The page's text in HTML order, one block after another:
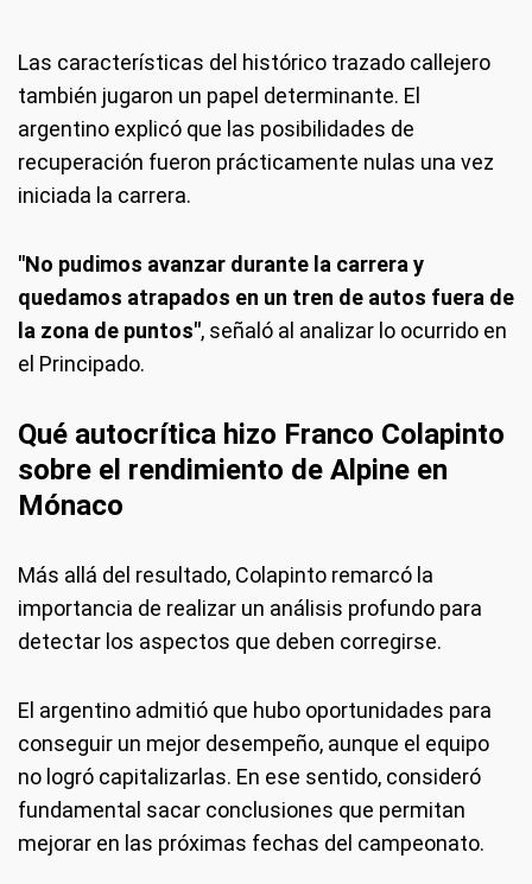
Las características del histórico trazado callejero
también jugaron un papel determinante. El
argentino explicó que las posibilidades de
recuperación fueron prácticamente nulas una vez
iniciada la carrera.
"No pudimos avanzar durante la carrera y
quedamos atrapados en un tren de autos fuera de
la zona de puntos", señaló al analizar lo ocurrido en
el Principado.
Qué autocrítica hizo Franco Colapinto
sobre el rendimiento de Alpine en
Mónaco
Más allá del resultado, Colapinto remarcó la
importancia de realizar un análisis profundo para
detectar los aspectos que deben corregirse.
El argentino admitió que hubo oportunidades para
conseguir un mejor desempeño, aunque el equipo
no logró capitalizarlas. En ese sentido, consideró
fundamental sacar conclusiones que permitan
mejorar en las próximas fechas del campeonato.